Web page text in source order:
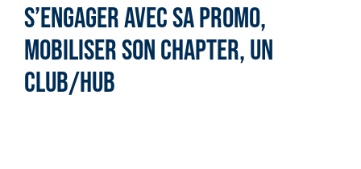
S’ENGAGER AVEC SA PROMO,
MOBILISER SON CHAPTER, UN
CLUB/HUB